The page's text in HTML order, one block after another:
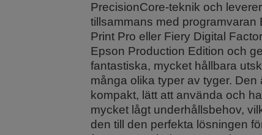
PrecisionCore-teknik och
tillsammans med programvaran
Print Pro eller Fiery Digital
Epson Production Edition och
fantastiska, mycket hållbara
många olika typer av tyger. Den
kompakt, lätt att använda och
mycket lågt underhållsbehov,
den till den perfekta lösningen